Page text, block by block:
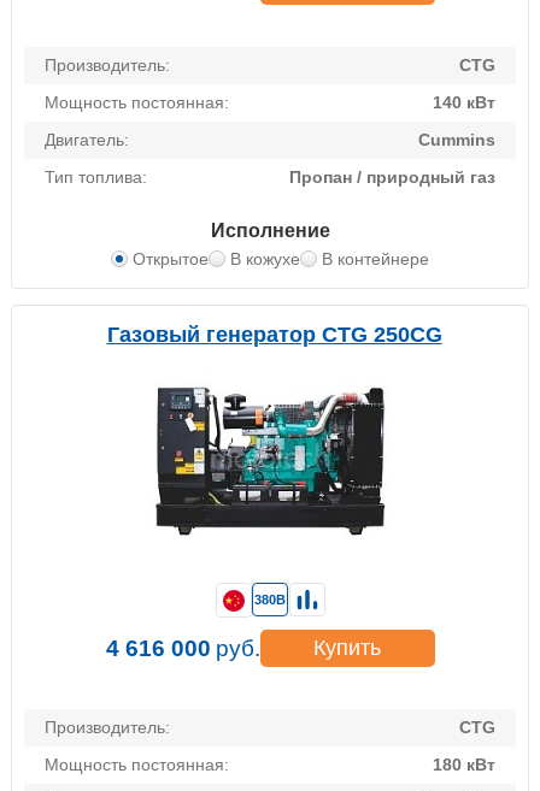
Производитель:
CTG
Мощность постоянная:
140 кВт
Двигатель:
Cummins
Тип топлива:
Пропан / природный газ
Исполнение
Открытое В кожухе В контейнере
Газовый генератор CTG 250CG
Производитель:
CTG
Мощность постоянная:
180 кВт
380В
4 616 000 руб. Купить